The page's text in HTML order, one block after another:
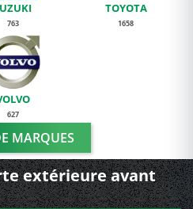
763
TOYOTA
1658
627
MARQUES
extérieure avant